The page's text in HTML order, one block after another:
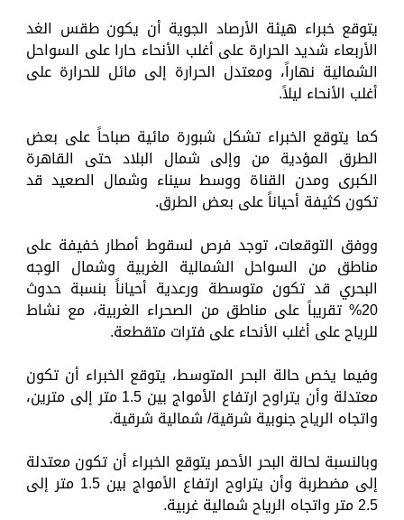
يتوقع خبراء هيئة الأرصاد الجوية أن يكون طقس الغد
الأربعاء شديد الحرارة على أغلب الأنحاء حارا على السواحل
الشمالية نهاراً، ومعتدل الحرارة إلى مائل للحرارة على
أغلب الأنحاء ليلاً.
كما يتوقع الخبراء تشكل شبورة مائية صباحاً على بعض
الطرق المؤدية من وإلى شمال البلاد حتى القاهرة
الكبرى ومدن القناة ووسط سيناء وشمال الصعيد قد
تكون كثيفة أحياناً على بعض الطرق.
ووفق التوقعات، توجد فرص لسقوط أمطار خفيفة على
مناطق من السواحل الشمالية الغربية وشمال الوجه
البحري قد تكون متوسطة ورعدية أحياناً بنسبة حدوث
20% تقريباً على مناطق من الصحراء الغربية، مع نشاط
للرياح على أغلب الأنحاء على فترات متقطعة.
وفيما يخص حالة البحر المتوسط، يتوقع الخبراء أن تكون
معتدلة وأن يتراوح ارتفاع الأمواج بين 1.5 متر إلى مترين،
واتجاه الرياح جنوبية شرقية/ شمالية شرقية.
وبالنسبة لحالة البحر الأحمر يتوقع الخبراء أن تكون معتدلة
إلى مضطربة وأن يتراوح ارتفاع الأمواج بين 1.5 متر إلى
2.5 متر واتجاه الرياح شمالية غربية.